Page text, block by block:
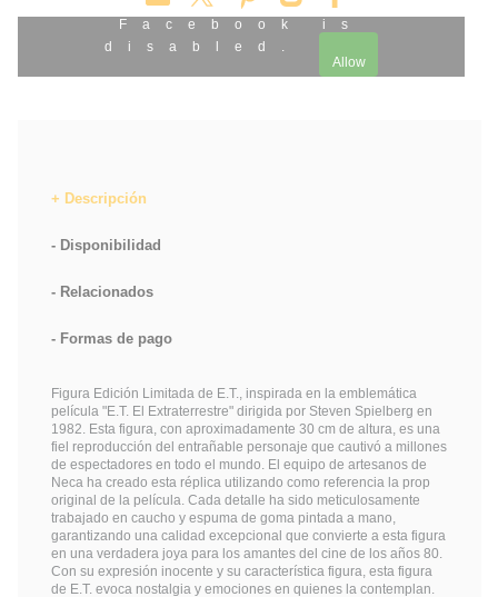
Facebook is
disabled.
Allow
Descripción
Disponibilidad
Relacionados
Formas de pago
Figura Edición Limitada de E.T., inspirada en la emblemática
película "E.T. El Extraterrestre" dirigida por Steven Spielberg en
1982. Esta figura, con aproximadamente 30 cm de altura, es una
fiel reproducción del entrañable personaje que cautivó a millones
de espectadores en todo el mundo. El equipo de artesanos de
Neca ha creado esta réplica utilizando como referencia la prop
original de la película. Cada detalle ha sido meticulosamente
trabajado en caucho y espuma de goma pintada a mano,
garantizando una calidad excepcional que convierte a esta figura
en una verdadera joya para los amantes del cine de los años 80.
Con su expresión inocente y su característica figura, esta figura
de E.T. evoca nostalgia y emociones en quienes la contemplan.